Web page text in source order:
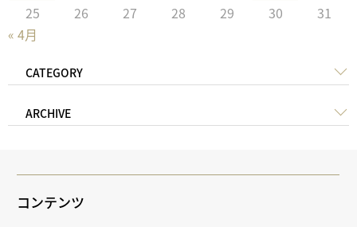
« 4月
25
26 27 28 29 30 31
CATEGORY
ARCHIVE
コンテンツ